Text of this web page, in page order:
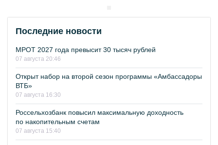
Последние новости
МРОТ 2027 года превысит 30 тысяч рублей
07 августа 20:46
Открыт набор на второй сезон программы «Амбассадоры
ВТБ»
07 августа 16:30
Россельхозбанк повысил максимальную доходность
по накопительным счетам
07 августа 15:40